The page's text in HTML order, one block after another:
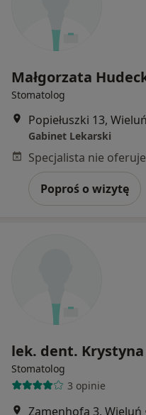
Małgorzata
Stomatolog
Popiełuszki 13, Wieluń
Gabinet Lekarski
Poproś o wizytę
lek. dent.
Stomatolog
3 opinie
Zamenhofa 3, Wieluń